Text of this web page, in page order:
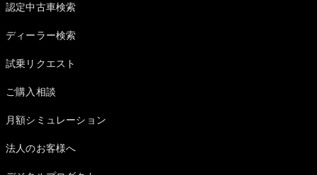
ショールー
ム
Mini Van
V-Class
認定中古車検索
ディーラー検索
試乗リクエスト
ご購入相談
月額シミュレーション
法人のお客様へ